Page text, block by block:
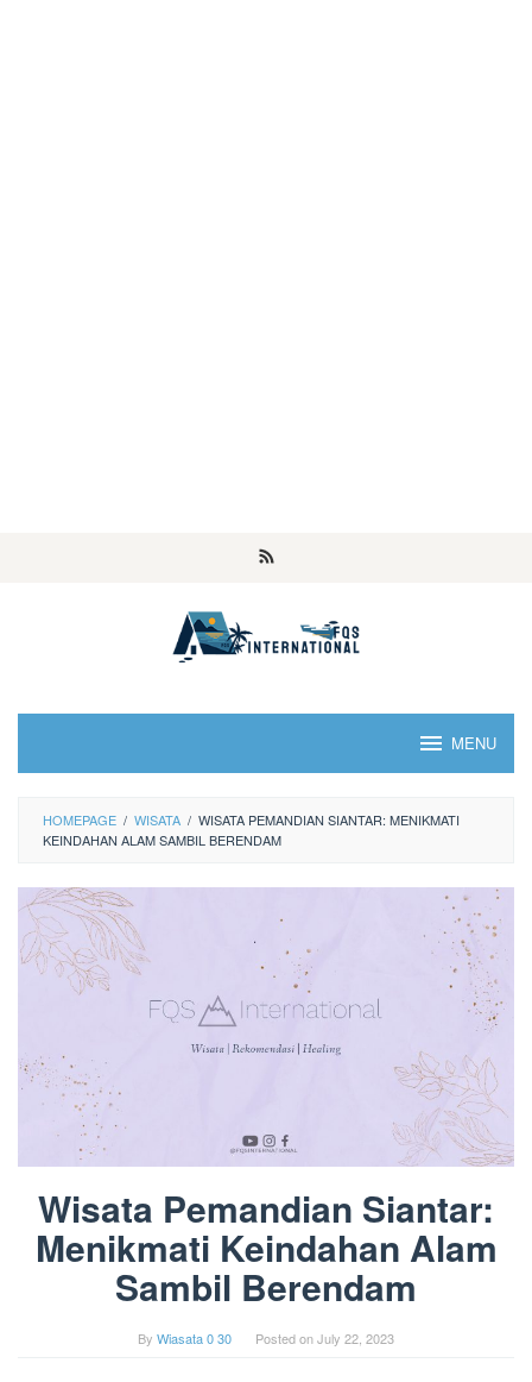
MENU
HOMEPAGE / WISATA / WISATA PEMANDIAN SIANTAR: MENIKMATI
KEINDAHAN ALAM SAMBIL BERENDAM
Wisata Pemandian Siantar:
Menikmati Keindahan Alam
Sambil Berendam
By Wiasata 0 30 Posted onJuly 22, 2023